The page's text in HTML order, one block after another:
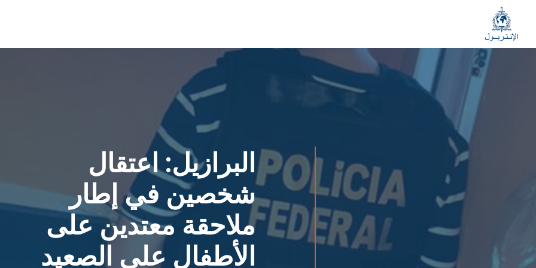
البرازيل: اعتقال
شخصين في إطار
ملاحقة معتدين على
الأطفال على الصعيد